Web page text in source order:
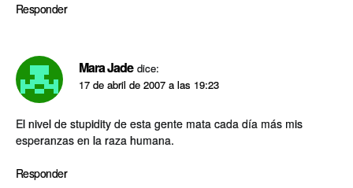
Responder
Mara Jade dice:
17 de abril de 2007 a las 19:23
El nivel de stupidity de esta gente mata cada dí­a más mis
esperanzas en la raza humana.
Responder